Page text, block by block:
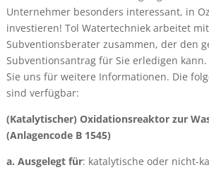
Unternehmer besonders interessant, in
investieren! Tol Watertechniek arbeitet
Subventionsberater zusammen, der den
Subventionsantrag für Sie erledigen
Sie uns für weitere Informationen. Die
sind verfügbar:
(Katalytischer) Oxidationsreaktor zur
(Anlagencode B 1545)
a. Ausgelegt für: katalytische oder nicht-